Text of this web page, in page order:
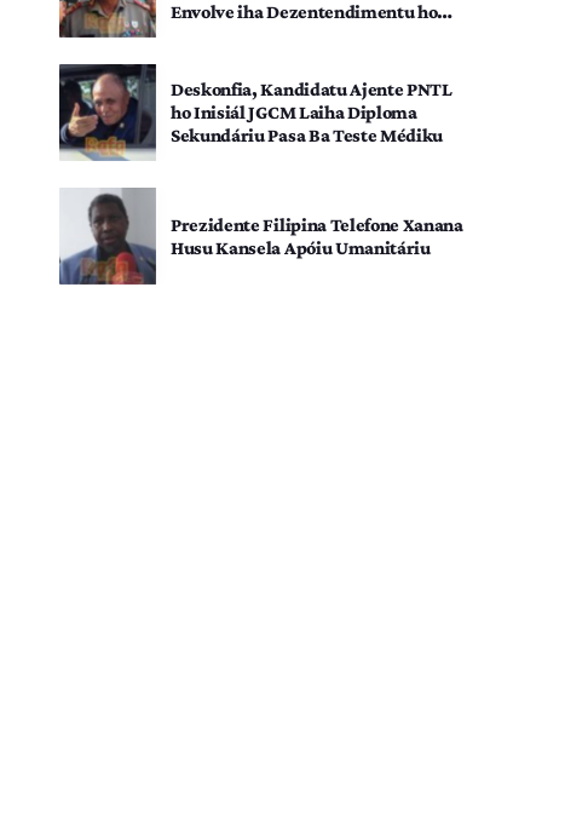
Envolve iha Dezentendimentu ho
Deskonfia, Kandidatu Ajente PNTL
ho Inisiál JGCM Laiha Diploma
Sekundáriu Pasa Ba Teste Médiku
Prezidente Filipina Telefone Xanana
Husu Kansela Apóiu Umanitáriu